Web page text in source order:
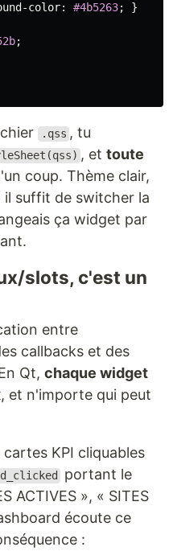
color: #4b5263;
}
;
.qss , tu
, ettoute
coup. Thème clair,
il suffit de switcher la
ça widget par
slots, c'est un
entre
callbacks et des
Qt, chaque widget
, et n'importe qui peut
KPI cliquables
portant le
ACTIVES », « SITES
écoute ce
: